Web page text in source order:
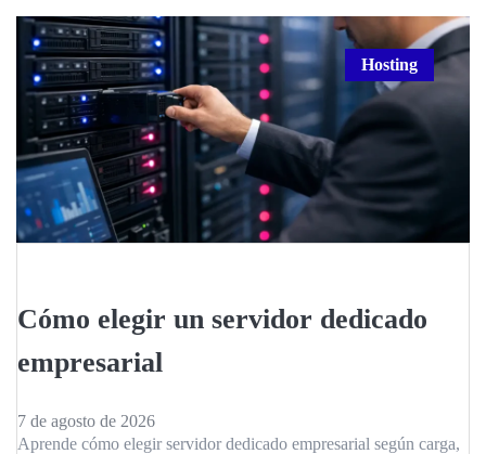
Hosting
Cómo elegir un servidor dedicado
empresarial
7 de agosto de 2026
Aprende cómo elegir servidor dedicado empresarial según carga,